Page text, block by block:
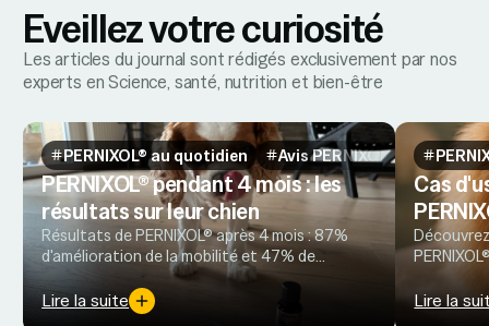
Eveillez votre curiosité
Les articles du journal sont rédigés exclusivement par nos
experts en Science, santé, nutrition et bien-être
PERNIXOL® au quotidien Avis PERNIXOL®
PERNIXOL® pendant 4 mois : les
résultats sur leur chien
Résultats de PERNIXOL® après 4 mois : 87%
d'amélioration de la mobilité et 47% de
réduction des médicaments. Avis et
statistiques réels de propriétaires de chiens
Lire la suite
Cas
ans, à
vie.
Lire la